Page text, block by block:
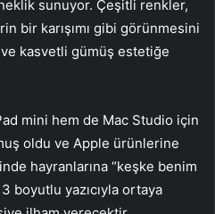
sunuyor. Çeşitli renkler,
bir karışımı gibi görünmesini
kasvetli gümüş estetiğe
mini hem de Mac Studio için
oldu ve Apple ürünlerine
hayranlarına “keşke benim
boyutlu yazıcıyla ortaya